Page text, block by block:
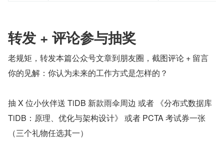
转发 + 评论参与抽奖
老规矩，转发本篇公众号文章到朋友圈，截图评论 + 留言
你的见解：你认为未来的工作方式是怎样的？
抽 X 位小伙伴送 TiDB 新款雨伞周边 或者 《分布式数据库
TiDB：原理、优化与架构设计》 或者 PCTA 考试券一张
（三个礼物任选其一）